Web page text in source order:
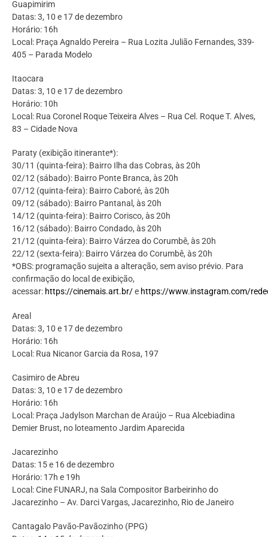
Guapimirim
Datas: 3, 10 e 17 de dezembro
Horário: 16h
Local: Praça Agnaldo Pereira – Rua Lozita Julião Fernandes, 339-
405 – Parada Modelo
Itaocara
Datas: 3, 10 e 17 de dezembro
Horário: 10h
Local: Rua Coronel Roque Teixeira Alves – Rua Cel. Roque T. Alves,
83 – Cidade Nova
Paraty (exibição itinerante*):
30/11 (quinta-feira): Bairro Ilha das Cobras, às 20h
02/12 (sábado): Bairro Ponte Branca, às 20h
07/12 (quinta-feira): Bairro Caboré, às 20h
09/12 (sábado): Bairro Pantanal, às 20h
14/12 (quinta-feira): Bairro Corisco, às 20h
16/12 (sábado): Bairro Condado, às 20h
21/12 (quinta-feira): Bairro Várzea do Corumbê, às 20h
22/12 (sexta-feira): Bairro Várzea do Corumbê, às 20h
*OBS: programação sujeita a alteração, sem aviso prévio. Para
confirmação do local de exibição,
acessar: https://cinemais.art.br/e https://www.instagram.com/
Areal
Datas: 3, 10 e 17 de dezembro
Horário: 16h
Local: Rua Nicanor Garcia da Rosa, 197
Casimiro de Abreu
Datas: 3, 10 e 17 de dezembro
Horário: 16h
Local: Praça Jadylson Marchan de Araújo – Rua Alcebiadina
Demier Brust, no loteamento Jardim Aparecida
Jacarezinho
Datas: 15 e 16 de dezembro
Horário: 17h e 19h
Local: Cine FUNARJ, na Sala Compositor Barbeirinho do
Jacarezinho – Av. Darci Vargas, Jacarezinho, Rio de Janeiro
Cantagalo Pavão-Pavãozinho (PPG)